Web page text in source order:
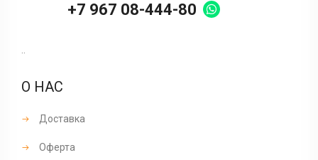
+7 967 08-444-80
..
О НАС
Доставка
Оферта